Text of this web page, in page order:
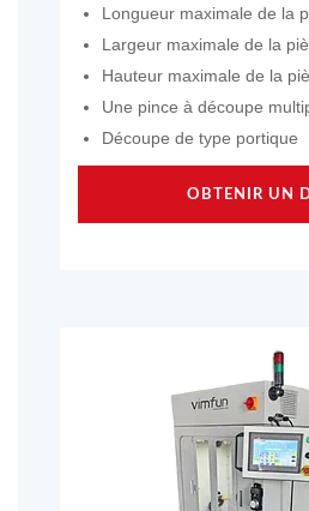
Longueur maximale de la
Largeur maximale de la
Hauteur maximale de la
Une pince à découpe
Découpe de type portique
OBTENIR UN